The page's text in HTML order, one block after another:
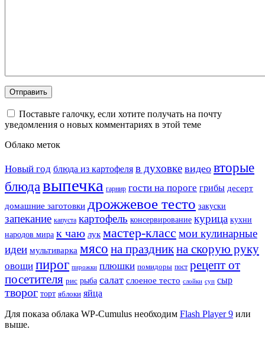
Поставьте галочку, если хотите получать на почту
уведомления о новых комментариях в этой теме
Облако меток
Новый год блюда из картофеля в духовке видео вторые
блюдавыпечка гарнир гости на пороге грибы десерт
домашние заготовки дрожжевое тесто закуски
запекание капуста картофель консервирование курица кухни
народов мира к чаю лук мастер-класс мои кулинарные
идеи мультиварка мясо на праздникна скорую руку
овощи пирог пирожки плюшки помидоры пост рецепт от
посетителя рис рыба салат слоеное тесто слойки суп сыр
творог торт яблоки яйца
Для показа облака WP-Cumulus необходим Flash Player 9 или
выше.